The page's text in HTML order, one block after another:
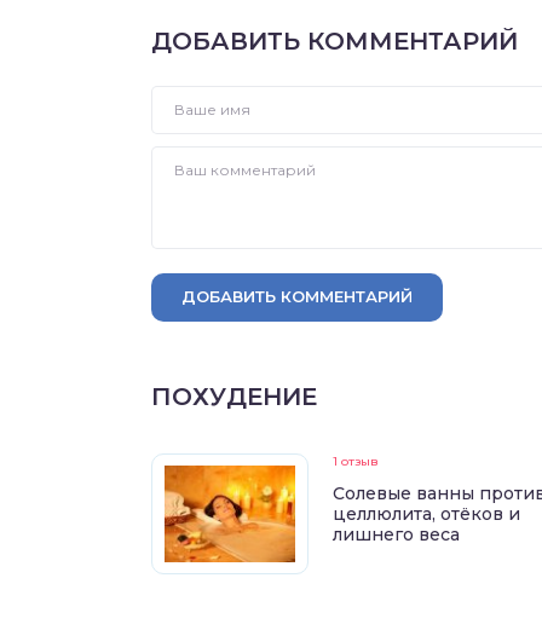
ДОБАВИТЬ КОММЕНТАРИЙ
ДОБАВИТЬ КОММЕНТАРИЙ
ПОХУДЕНИЕ
1 отзыв
Солевые ванны
целлюлита, отёков и
лишнего веса